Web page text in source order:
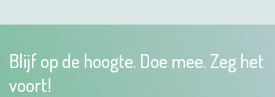
Blijf op de hoogte. Doe mee. Zeg het
voort!